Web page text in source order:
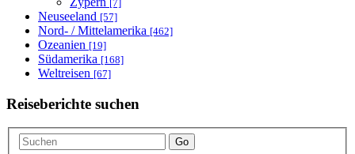
[7]
Neuseeland [57]
Nord- / Mittelamerika [462]
Ozeanien [19]
Südamerika [168]
Weltreisen [67]
Reiseberichte suchen
Go